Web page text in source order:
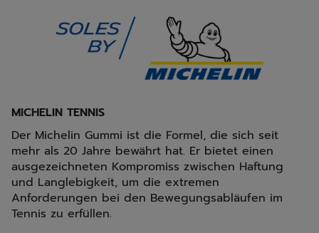
MICHELIN TENNIS
Der Michelin Gummi ist die Formel, die sich seit
mehr als 20 Jahre bewährt hat. Er bietet einen
ausgezeichneten Kompromiss zwischen Haftung
und Langlebigkeit, um die extremen
Anforderungen bei den Bewegungsabläufen im
Tennis zu erfüllen.